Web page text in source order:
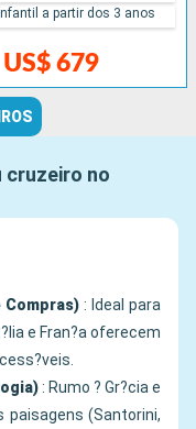
US$ 679
a partir dos 3 anos
cruzeiro no
: Ideal para
e Fran?a oferecem
: Rumo ? Gr?cia e
paisagens (Santorini,